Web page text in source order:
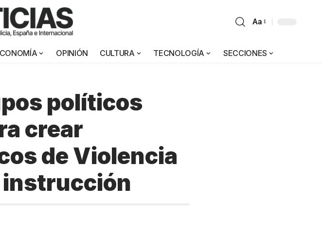
Aa
OPINIÓN CULTURA TECNOLOGÍA SECCIONES
políticos
crear
de Violencia
instrucción